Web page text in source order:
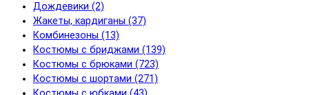
Дождевики (2)
Жакеты, кардиганы (37)
Комбинезоны (13)
Костюмы с бриджами (139)
Костюмы с брюками (723)
Костюмы с шортами (271)